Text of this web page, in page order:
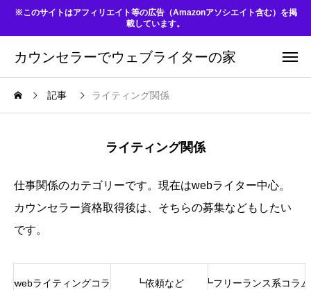
※このサイトはアフィリエイト等の広告（Amazonアソシエイト含む）を掲
載しています。
カウンセラーでウェブライターの家
記事 ライティング関係
ライティング関係
仕事関係のカテゴリーです。現在はwebライター中心。
カウンセラー資格取得後は、そちらの募集などもしたい
です。
┗webライティングコラム ┗依頼など ┗フリーランス系コラム